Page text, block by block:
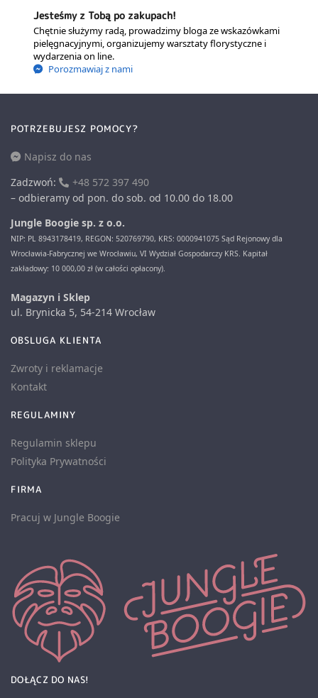
Jesteśmy z Tobą po zakupach!
Chętnie służymy radą, prowadzimy bloga ze wskazówkami
pielęgnacyjnymi, organizujemy warsztaty florystyczne i
wydarzenia on line.
Porozmawiaj z nami
POTRZEBUJESZ POMOCY?
Napisz do nas
Zadzwoń:
+48 572 397 490
– odbieramy od pon. do sob. od 10.00 do 18.00
Jungle Boogie sp. z o.o.
NIP: PL 8943178419, REGON: 520769790, KRS: 0000941075 Sąd Rejonowy dla
Wrocławia-Fabrycznej we Wrocławiu, VI Wydział Gospodarczy KRS. Kapitał
zakładowy: 10 000,00 zł (w całości opłacony).
Magazyn i Sklep
ul. Brynicka 5, 54-214 Wrocław
OBSLUGA KLIENTA
Zwroty i reklamacje
Kontakt
REGULAMINY
Regulamin sklepu
Polityka Prywatności
FIRMA
Pracuj w Jungle Boogie
DOŁĄCZ DO NAS!